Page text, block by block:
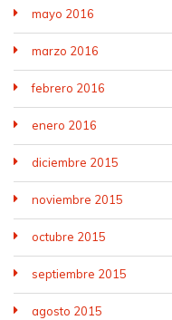
mayo 2016
marzo 2016
febrero 2016
enero 2016
diciembre 2015
noviembre 2015
octubre 2015
septiembre 2015
agosto 2015